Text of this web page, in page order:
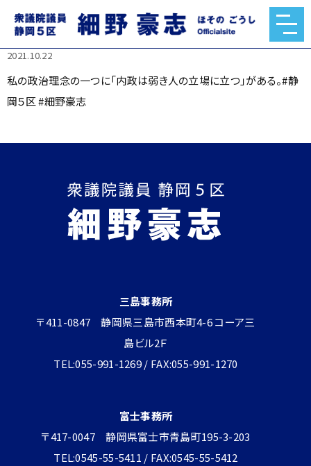
私の政治理念の一つに「内政は弱き人の立場に立つ」がある。
#静岡５区 #細野豪志
2021.10.22
私の政治理念の一つに「内政は弱き人の立場に立つ」がある。#静
岡５区 #細野豪志
三島事務所
〒411-0847 静岡県三島市西本町4-6 コーア三
島ビル2Ｆ
TEL:055-991-1269 / FAX:055-991-1270
富士事務所
〒417-0047 静岡県富士市青島町195-3-203
TEL:0545-55-5411 / FAX:0545-55-5412